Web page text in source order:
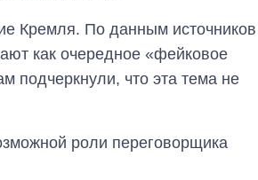
Кремля. По данным источников
как очередное «фейковое
подчеркнули, что эта тема не
роли переговорщика